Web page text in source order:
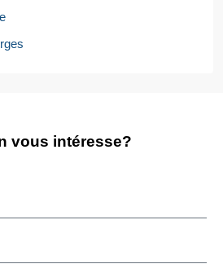
vous intéresse?